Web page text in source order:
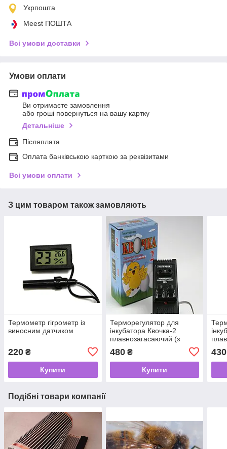
Укрпошта
Meest ПОШТА
Всі умови доставки
Умови оплати
Ви отримаєте замовлення
або гроші повернуться на вашу картку
Детальніше
Післяплата
Оплата банківською карткою за реквізитами
Всі умови оплати
З цим товаром також замовляють
Термометр гігрометр із
виносним датчиком
220 ₴
Купити
Терморегулятор для
інкубатора Квочка-2
плавнозагасаючий (з
480₴
Купити
430
Подібні товари компанії